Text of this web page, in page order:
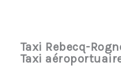
Taxi Rebecq-
Taxi